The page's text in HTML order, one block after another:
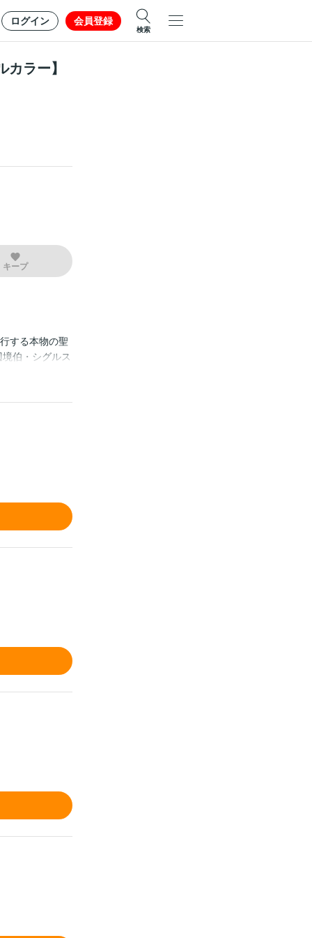
ログイン 会員登録
検索
ラー】
キープ
する本物の聖
伯・シグルス
激しく惹かれ